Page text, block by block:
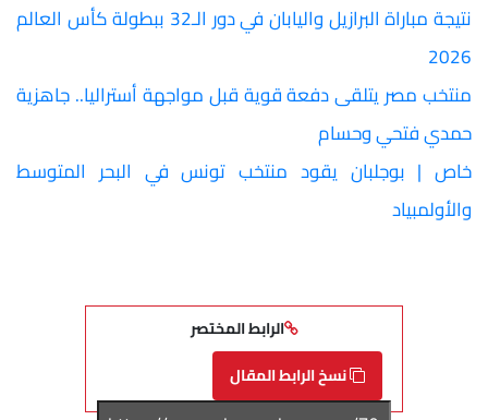
نتيجة مباراة البرازيل واليابان في دور الـ32 ببطولة كأس العالم
2026
منتخب مصر يتلقى دفعة قوية قبل مواجهة أستراليا.. جاهزية
حمدي فتحي وحسام
خاص | بوجلبان يقود منتخب تونس في البحر المتوسط
والأولمبياد
الرابط المختصر
نسخ الرابط المقال